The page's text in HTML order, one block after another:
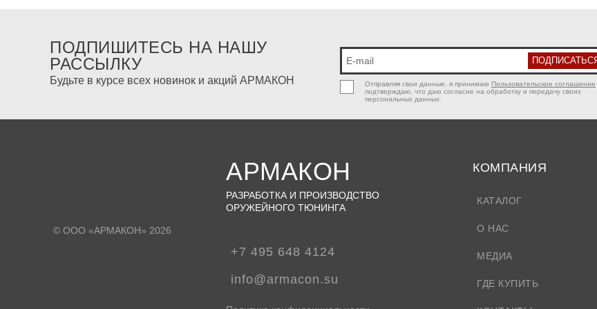
ПОДПИШИТЕСЬ НА НАШУ
РАССЫЛКУ
Будьте в курсе всех новинок и акций АРМАКОН Отправляя свои данные, я принимаю Пользовательское соглашение
подтверждаю, что даю согласие на обработку и передачу своих
персональных данных.
© ООО «АРМАКОН» 2026
АРМАКОН
РАЗРАБОТКА И ПРОИЗВОДСТВО
ОРУЖЕЙНОГО ТЮНИНГА
+7 495 648 4124
info@armacon.su
КОМПАНИЯ
КАТАЛОГ
О НАС
МЕДИА
ГДЕ КУПИТЬ